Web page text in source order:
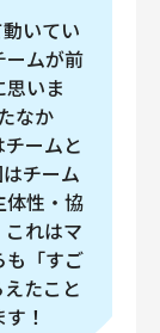
いてい
ームが前
いま
なか
ームと
チーム
体性・協
れはマ
も「すご
たこと
！